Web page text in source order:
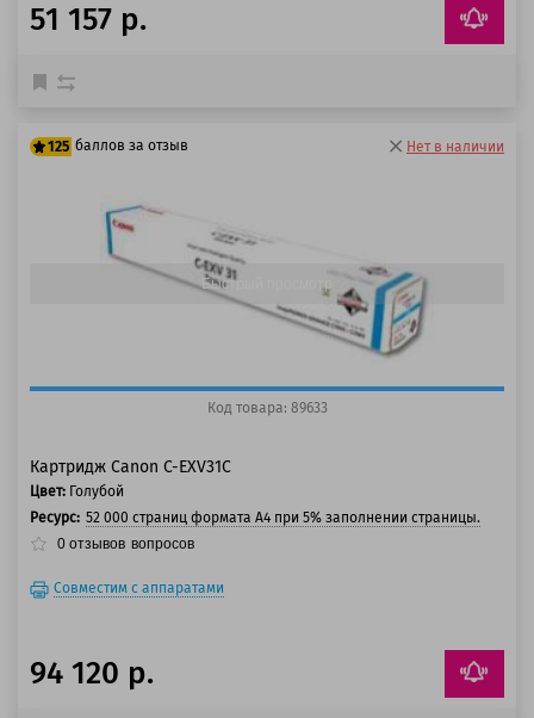
51 157 р.
125 баллов за отзыв
100 баллов
125 баллов
Нет в наличии
Быстрый просмотр
Код товара: 89633
Картридж Canon C-EXV31C
Цвет: Голубой
Ресурс: 52 000 страниц формата А4 при 5% заполнении страницы.
0 отзывов вопросов
Совместим с аппаратами
94 120 р.